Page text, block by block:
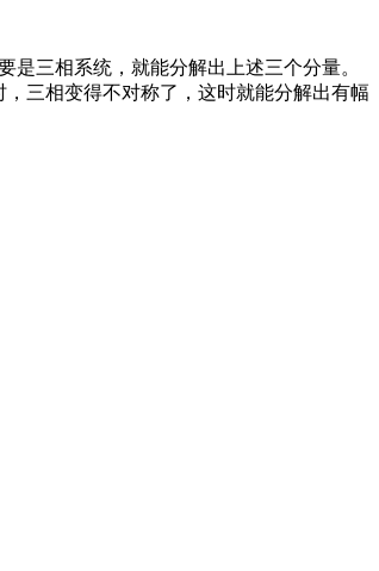
三相系统，就能分解出上述三个分量。
三相变得不对称了，这时就能分解出有幅